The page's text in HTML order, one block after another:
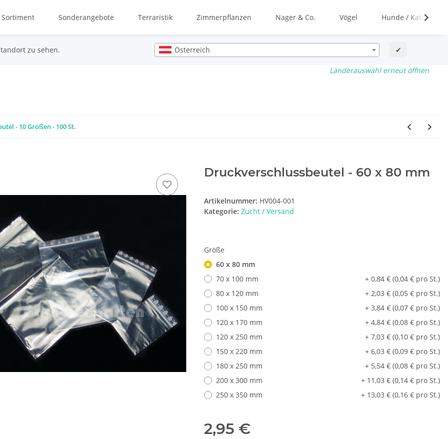
Sonderangebote Terraristik Zimmerpflanzen Nager & Co. Vögel Hunde / Katzen
zu sehen. Österreich ✔
Länderauswahl erneut öffnen
- 10 Größen - 100 St.
Druckverschlussbeutel - 60 x 80 mm
Artikelnummer: HV004-001
Kategorie: Zucht / Versand
Größe
60 x 80 mm
70 x 100 mm
+ 0,84 € (0,04 € pro St.)
80 x 120 mm
+ 2,03 € (0,05 € pro St.)
100 x 150 mm
+ 3,84 € (0,07 € pro St.)
120 x 170 mm
+ 4,84 € (0,08 € pro St.)
120 x 250 mm
+ 7,03 € (0,10 € pro St.)
150 x 220 mm
+ 6,03 € (0,09 € pro St.)
180 x 250 mm
+ 5,54 € (0,08 € pro St.)
200 x 300 mm
+ 11,03 € (0,14 € pro St.)
250 x 350 mm
+ 13,03 € (0,16 € pro St.)
2,95 €